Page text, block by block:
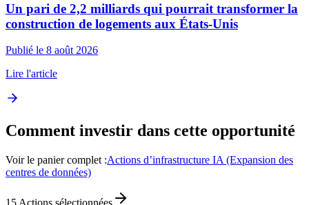
Un pari de 2,2 milliards qui pourrait transformer la
construction de logements aux États-Unis
Publié le 8 août 2026
Lire l'article
Comment investir dans cette opportunité
Voir le panier complet :Actions d’infrastructure IA (Expansion des
centres de données)